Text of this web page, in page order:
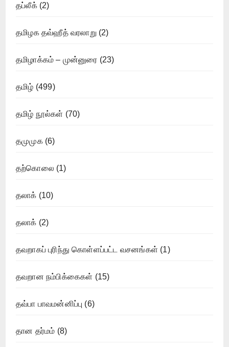
தப்லீக்(2)
தமிழக தவ்ஹீத் வரலாறு (2)
தமிழாக்கம் – முன்னுரை (23)
தமிழ் (499)
தமிழ் நூல்கள் (70)
தமுமுக(6)
தற்கொலை (1)
தலாக் (10)
தலாக் (2)
தவறாகப் புரிந்து கொள்ளப்பட்ட வசனங்கள் (1)
தவறான நம்பிக்கைகள் (15)
தவ்பா பாவமன்னிப்பு (6)
தான தர்மம் (8)